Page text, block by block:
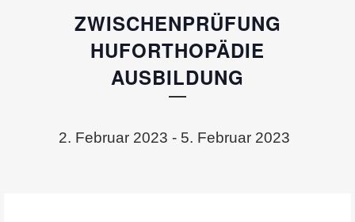
ZWISCHENPRÜFUNG
HUFORTHOPÄDIE
AUSBILDUNG
2. Februar 2023 - 5. Februar 2023